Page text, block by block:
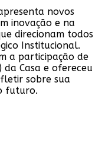
novos
inovação e na
direcionam todos
Institucional.
a participação de
da Casa e ofereceu
sobre sua
futuro.